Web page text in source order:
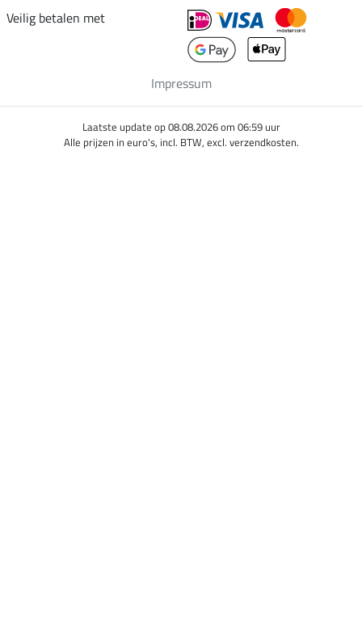
Veilig betalen met
Impressum
Laatste update op 08.08.2026 om 06:59 uur
Alle prijzen in euro's, incl. BTW, excl. verzendkosten.